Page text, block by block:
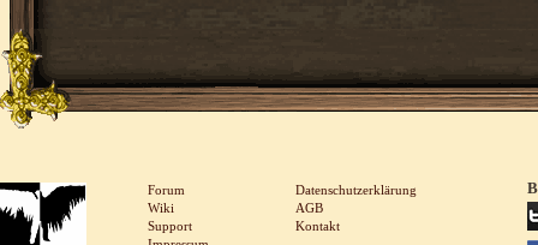
Forum
Wiki
Support
Datenschutzerklärung
AGB
Kontakt